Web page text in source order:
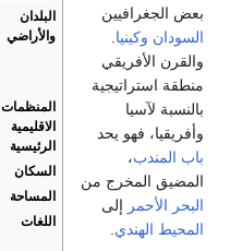
البلدان
والأراضي
المنظمات
الاقليمية
الرئيسية
السكان
المساحة
اللغات
بعض الجغرافيين
السودان وكينيا
والقرن الأفريقي
منطقة استراتيجية
بالنسبة لآسيا
وأفريقيا، فهو يحد
باب المندب،
المضيق المخرج من
البحر الأحمر إلى
المحيط الهندي